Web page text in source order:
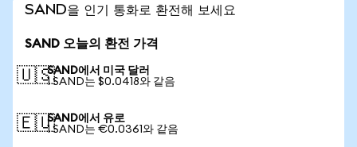
SAND을 인기 통화로 환전해 보세요
SAND 오늘의 환전 가격
🇺🇸SAND에서 미국 달러
1 SAND는 $0.0418와 같음
🇪🇺SAND에서 유로
1 SAND는 €0.0361와 같음